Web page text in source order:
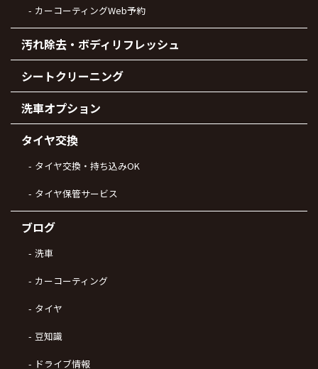
カーコーティングWeb予約
汚れ除去・ボディリフレッシュ
シートクリーニング
洗車オプション
タイヤ交換
タイヤ交換・持ち込みOK
タイヤ保管サービス
ブログ
洗車
カーコーティング
タイヤ
豆知識
ドライブ情報